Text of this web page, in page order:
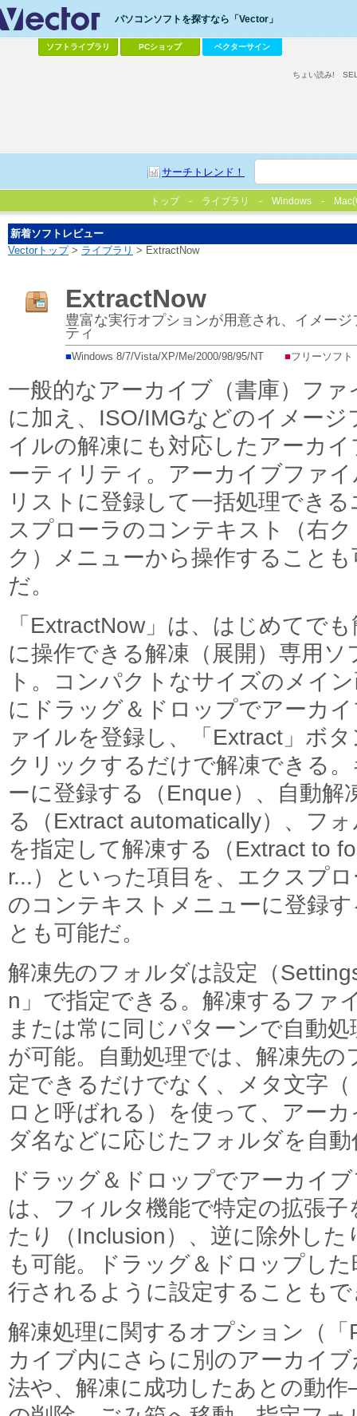
パソコンソフトを探すなら「Vector」
ソフトライブラリ PCショップ ベクターサイン
サーチトレンド！
ちょい読み!
トップ ライブラリ Windows
新着ソフトレビュー
Vectorトップ> ライブラリ > ExtractNow
ExtractNow
豊富な実行オプションが用意され、イメー
ティ
■Windows 8/7/Vista/XP/Me/2000/98/95/NT ■フリーソフト
一般的なアーカイブ（書庫）ファ
に加え、ISO/IMGなどのイメージ
イルの解凍にも対応したアーカイ
ーティリティ。アーカイブファ
リストに登録して一括処理できる
スプローラのコンテキスト（右
ク）メニューから操作することも
だ。
「ExtractNow」は、はじめてで
に操作できる解凍（展開）専用ソ
ト。コンパクトなサイズのメイ
にドラッグ＆ドロップでアーカ
ァイルを登録し、「Extract」ボ
クリックするだけで解凍できる
ーに登録する（Enque）、自動解
る（Extract automatically）、フ
を指定して解凍する（Extract to
r...）といった項目を、エクスプ
のコンテキストメニューに登録
とも可能だ。
解凍先のフォルダは設定（
n」で指定できる。解凍するファ
または常に同じパターンで自動
が可能。自動処理では、解凍先
定できるだけでなく、メタ文字
ロと呼ばれる）を使って、アー
ダ名などに応じたフォルダを自
ドラッグ＆ドロップでアーカイ
は、フィルタ機能で特定の拡張
たり（Inclusion）、逆に除外し
も可能。ドラッグ＆ドロップし
行されるように設定することも
解凍処理に関するオプション（
カイブ内にさらに別のアーカイ
法や、解凍に成功したあとの動